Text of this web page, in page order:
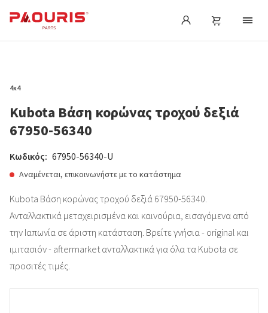
4x4
Kubota Βάση κορώνας τροχού δεξιά
67950-56340
Κωδικός: 67950-56340-U
Αναμένεται, επικοινωνήστε με το κατάστημα
Kubota Βάση κορώνας τροχού δεξιά 67950-56340.
Ανταλλακτικά μεταχειρισμένα και καινούρια, εισαγόμενα από
την Ιαπωνία σε άριστη κατάσταση. Βρείτε γνήσια - original και
ιμιτασιόν - aftermarket ανταλλακτικά για όλα τα Kubota σε
προσιτές τιμές.